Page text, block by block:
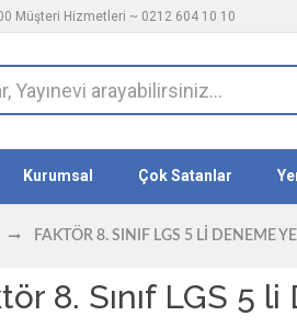
Müşteri Hizmetleri ~ 0212 604 10 10
Kurumsal Çok Satanlar
FAKTÖR 8. SINIF LGS 5 LI DENEME
8. Sınıf LGS 5